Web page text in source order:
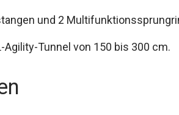
und 2
Agility-Tunnel von 150 bis 300 cm.